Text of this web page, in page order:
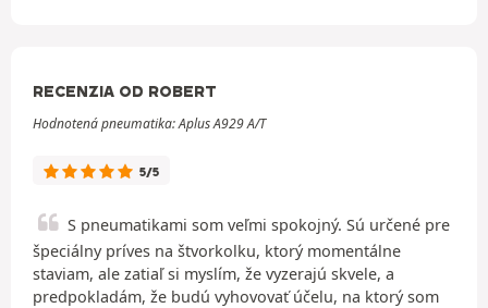
RECENZIA OD ROBERT
Hodnotená pneumatika: Aplus A929 A/T
5/5
S pneumatikami som veľmi spokojný. Sú určené pre
špeciálny príves na štvorkolku, ktorý momentálne
staviam, ale zatiaľ si myslím, že vyzerajú skvele, a
predpokladám, že budú vyhovovať účelu, na ktorý som